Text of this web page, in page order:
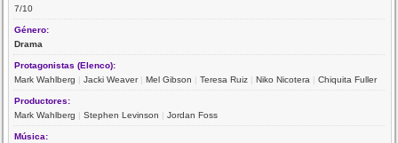
7/10
Género:
Drama
Protagonistas (Elenco):
Mark Wahlberg |Jacki Weaver|Mel Gibson |Teresa Ruiz |Niko Nicotera |Chiquita Fuller
Productores:
Mark Wahlberg |Stephen Levinson |Jordan Foss
Música: